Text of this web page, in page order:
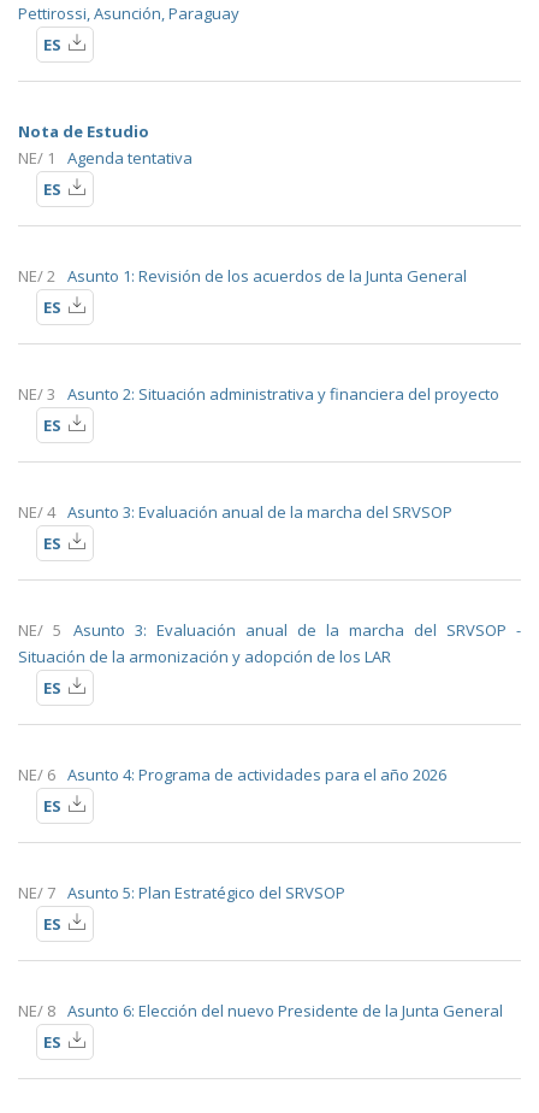
Pettirossi, Asunción, Paraguay
ES
Nota de Estudio
NE/ 1
Agenda tentativa
ES
NE/ 2 Asunto 1: Revisión de los acuerdos de la Junta General
ES
NE/ 3
Asunto 2: Situación administrativa y financiera del proyecto
ES
NE/ 4 Asunto 3: Evaluación anual de la marcha del SRVSOP
ES
NE/ 5
Asunto 3: Evaluación anual de la marcha del SRVSOP -
Situación de la armonización y adopción de los LAR
ES
NE/ 6 Asunto 4: Programa de actividades para el año 2026
ES
NE/ 7 Asunto 5: Plan Estratégico del SRVSOP
ES
NE/ 8 Asunto 6: Elección del nuevo Presidente de la Junta General
ES